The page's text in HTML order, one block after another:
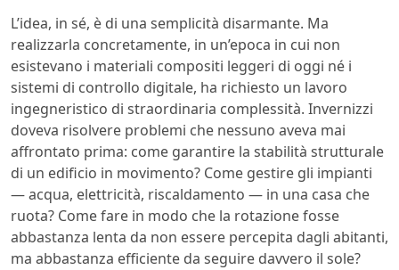
L’idea, in sé, è di una semplicità disarmante. Ma
realizzarla concretamente, in un’epoca in cui non
esistevano i materiali compositi leggeri di oggi né i
sistemi di controllo digitale, ha richiesto un lavoro
ingegneristico di straordinaria complessità. Invernizzi
doveva risolvere problemi che nessuno aveva mai
affrontato prima: come garantire la stabilità strutturale
di un edificio in movimento? Come gestire gli impianti
— acqua, elettricità, riscaldamento — in una casa che
ruota? Come fare in modo che la rotazione fosse
abbastanza lenta da non essere percepita dagli abitanti,
ma abbastanza efficiente da seguire davvero il sole?